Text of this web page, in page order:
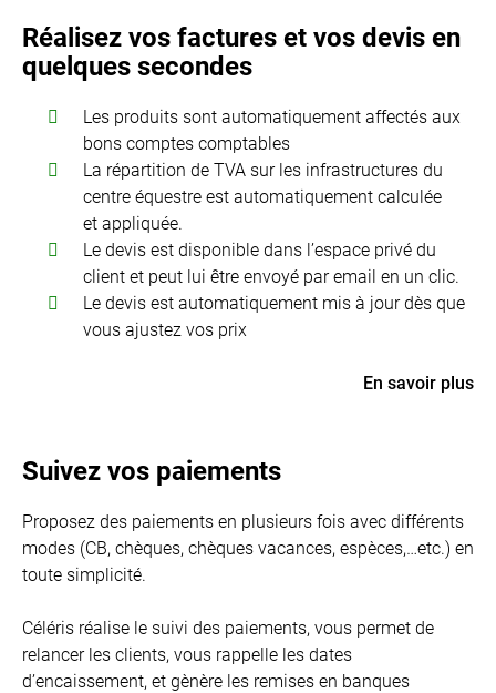
Réalisez vos factures et vos devis en
quelques secondes
Les produits sont automatiquement affectés aux
bons comptes comptables
La répartition de TVA sur les infrastructures du
centre équestre est automatiquement calculée
et appliquée.
Le devis est disponible dans l’espace privé du
client et peut lui être envoyé par email en un clic.
Le devis est automatiquement mis à jour dès que
vous ajustez vos prix
En savoir plus
Suivez vos paiements
Proposez des paiements en plusieurs fois avec différents
modes (CB, chèques, chèques vacances, espèces,…etc.) en
toute simplicité.
Céléris réalise le suivi des paiements, vous permet de
relancer les clients, vous rappelle les dates
d’encaissement, et gènère les remises en banques